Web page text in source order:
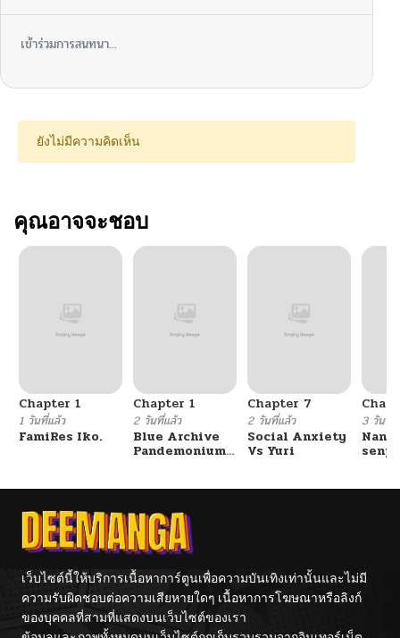
เข้าร่วมการสนทนา...
ยังไม่มีความคิดเห็น
คุณอาจจะชอบ
Chapter 1
1 วันที่แล้ว
FamiRes Iko.
Chapter 1
2 วันที่แล้ว
Blue Archive
Pandemonium
Chapter 7
2 วันที่แล้ว
Social Anxiety
Vs Yuri
3 วันที่
เว็บไซต์นี้ให้บริการเนื้อหาการ์ตูนเพื่อความบันเทิงเท่านั้นและไม่มี
ความรับผิดชอบต่อความเสียหายใดๆ เนื้อหาการโฆษณาหรือลิงก์
ของบุคคลที่สามที่แสดงบนเว็บไซต์ของเรา